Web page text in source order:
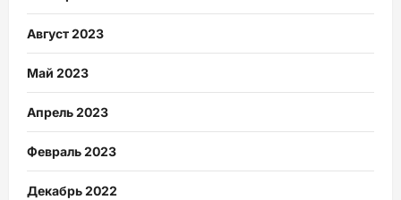
Август 2023
Май 2023
Апрель 2023
Февраль 2023
Декабрь 2022